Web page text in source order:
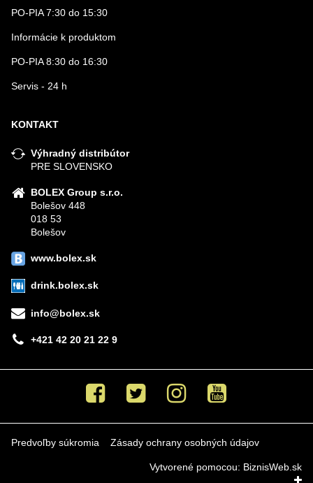
PO-PIA 7:30 do 15:30
Informácie k produktom
PO-PIA 8:30 do 16:30
Servis - 24 h
KONTAKT
Výhradný distribútor
PRE SLOVENSKO
BOLEX Group s.r.o.
Bolešov 448
018 53
Bolešov
www.bolex.sk
drink.bolex.sk
info@bolex.sk
+421 42 20 21 22 9
Facebook Twitter Instagram Youtube
Predvoľby súkromia Zásady ochrany osobných údajov
Vytvorené pomocou: BiznisWeb.sk